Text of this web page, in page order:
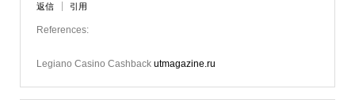
返信 引用
References:
Legiano Casino Cashback utmagazine.ru